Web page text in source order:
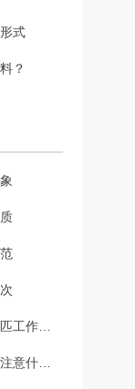
式
？
男式职业套装定制的五个匹工作服裙底配点
各种工作服订制时我应该注意什么？